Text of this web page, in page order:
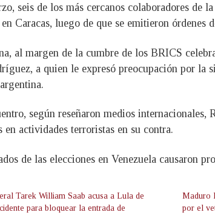
seis de los más cercanos colaboradores
Caracas, luego de que se emitieron órdenes
al margen de la cumbre de los BRICS
a quien le expresó preocupación por la
según reseñaron medios
en actividades terroristas en su contra.
de las elecciones en Venezuela causaron
Tarek William Saab acusa a Lula de
para bloquear la entrada de
Maduro
por el